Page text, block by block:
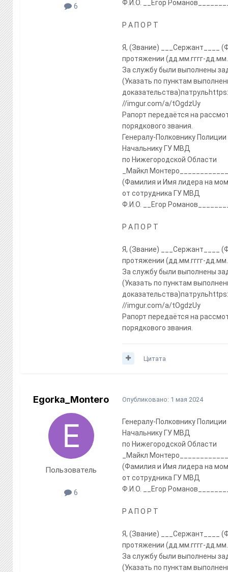
6 Ф.И.О. __Егор
Р А П О Р Т
Я, (Звание) ___Сержант____
протяжении (дд.мм.гггг-
За службу были выполнены
(Указать по пунктам
//imgur.com/a/tOgdzUy
Рапорт передаётся на
порядкового звания.
Генералу-Полковнику Полиции
Начальнику ГУ МВД
по Нижегородской Области
_Майкл
(Фамилия и Имя лидера на
от сотрудника ГУ МВД
Ф.И.О. __Егор
Р А П О Р Т
Я, (Звание) ___Сержант____
протяжении (дд.мм.гггг-
За службу были выполнены
(Указать по пунктам
//imgur.com/a/tOgdzUy
Рапорт передаётся на
порядкового звания.
Цитата
Egorka_Montero
Пользователь
6
Опубликовано: 1 мая 2024
Генералу-Полковнику Полиции
Начальнику ГУ МВД
по Нижегородской Области
_Майкл
(Фамилия и Имя лидера на
от сотрудника ГУ МВД
Ф.И.О. __Егор
Р А П О Р Т
Я, (Звание) ___Сержант____
протяжении (дд.мм.гггг-
За службу были выполнены
(Указать по пунктам